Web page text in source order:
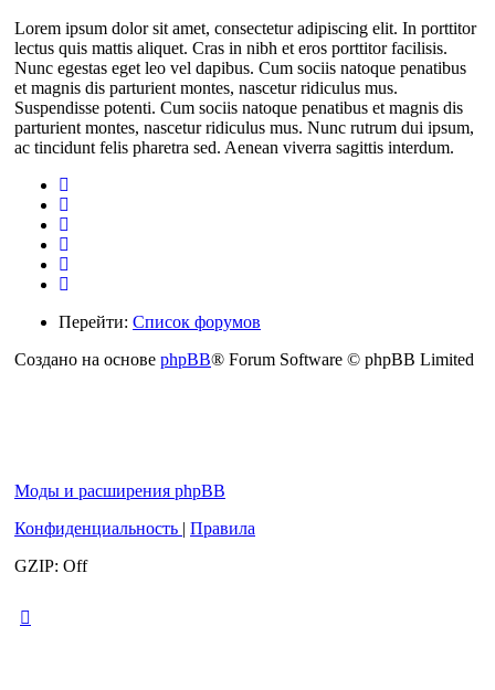
Lorem ipsum dolor sit amet, consectetur adipiscing elit. In porttitor
lectus quis mattis aliquet. Cras in nibh et eros porttitor facilisis.
Nunc egestas eget leo vel dapibus. Cum sociis natoque penatibus
et magnis dis parturient montes, nascetur ridiculus mus.
Suspendisse potenti. Cum sociis natoque penatibus et magnis dis
parturient montes, nascetur ridiculus mus. Nunc rutrum dui ipsum,
ac tincidunt felis pharetra sed. Aenean viverra sagittis interdum.
Перейти: Список форумов
Создано на основе phpBB® Forum Software © phpBB Limited
Моды и расширения phpBB
Конфиденциальность | Правила
GZIP: Off